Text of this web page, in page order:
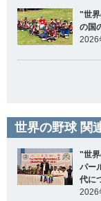
"世界
の国
2026
世界の野球 関
"世界
パー
代に
2026